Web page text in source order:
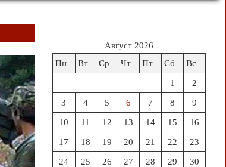
Август 2026
Пн
Вт Ср Чт Пт Сб Вс
1 2
3 4 5 6 7 8 9
10 11 12 13 14 15 16
17 18 19 20 21 22 23
24 25 26 27 28 29 30